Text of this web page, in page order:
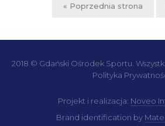
« Poprzednia strona
2018 © Gdański Ośrodek Sportu.
Polityka
Projekt i realizacja: Noveo
Brand identification by